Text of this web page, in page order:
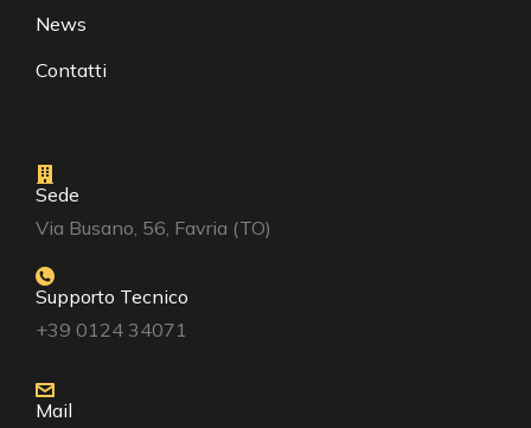
News
Contatti
Sede
Via Busano, 56, Favria (TO)
Supporto Tecnico
+39 0124 34071
Mail